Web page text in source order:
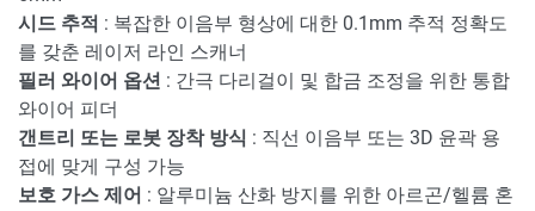
시드 추적 : 복잡한 이음부 형상에 대한 0.1mm 추적 정확도
를 갖춘 레이저 라인 스캐너
필러 와이어 옵션 : 간극 다리걸이 및 합금 조정을 위한 통합
와이어 피더
갠트리 또는 로봇 장착 방식 : 직선 이음부 또는 3D 윤곽 용
접에 맞게 구성 가능
보호 가스 제어 : 알루미늄 산화 방지를 위한 아르곤/헬륨 혼